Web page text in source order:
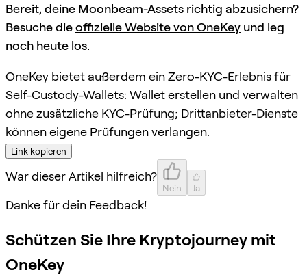
Bereit, deine Moonbeam-Assets richtig abzusichern?
Besuche dieoffizielle Website von OneKey und leg
noch heute los.
OneKey bietet außerdem ein Zero-KYC-Erlebnis für
Self-Custody-Wallets: Wallet erstellen und verwalten
ohne zusätzliche KYC-Prüfung; Drittanbieter-Dienste
können eigene Prüfungen verlangen.
Link kopieren
War dieser Artikel hilfreich?
Nein Ja
Danke für dein Feedback!
Schützen Sie Ihre Kryptojourney mit
OneKey